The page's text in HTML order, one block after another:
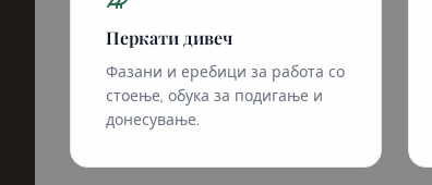
Перкати дивеч
Фазани и еребици за работа со
стоење, обука за подигање и
донесување.